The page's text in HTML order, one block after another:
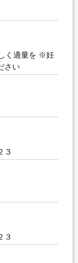
く適量を ※妊
さい
３
３